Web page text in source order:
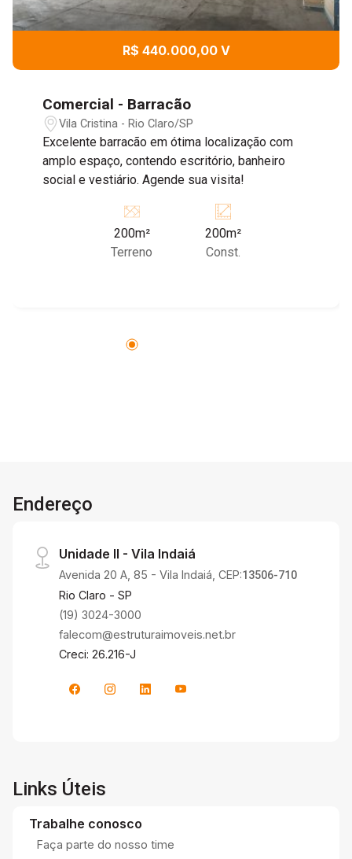
R$ 440.000,00 V
Comercial - Barracão
Vila Cristina - Rio Claro/SP
Excelente barracão em ótima localização com
amplo espaço, contendo escritório, banheiro
social e vestiário. Agende sua visita!
200m²
Terreno
200m²
Const.
Endereço
Unidade II - Vila Indaiá
Avenida 20 A, 85 - Vila Indaiá, CEP:13506-710
Rio Claro - SP
(19) 3024-3000
falecom@estruturaimoveis.net.br
Creci: 26.216-J
Links Úteis
Trabalhe conosco
Faça parte do nosso time